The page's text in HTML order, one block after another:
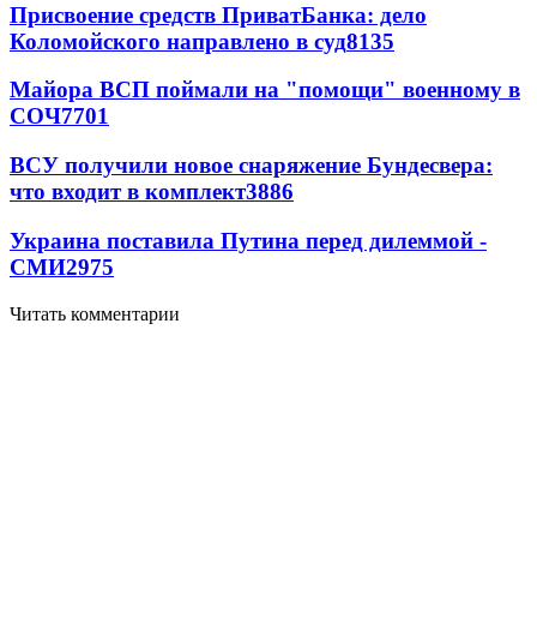
Присвоение средств ПриватБанка: дело
Коломойского направлено в суд8135
Майора ВСП поймали на "помощи" военному в
СОЧ7701
ВСУ получили новое снаряжение Бундесвера:
что входит в комплект3886
Украина поставила Путина перед дилеммой -
СМИ2975
Читать комментарии